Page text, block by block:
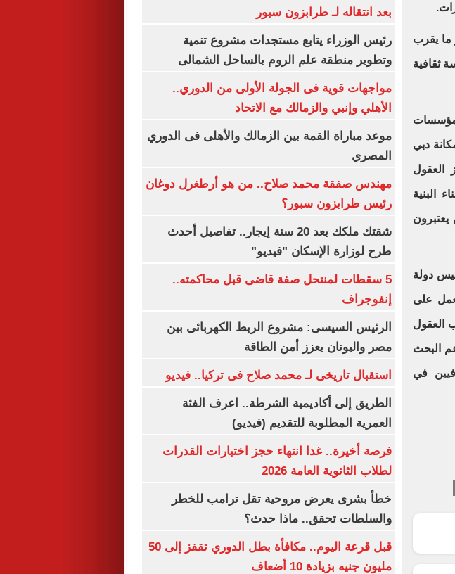
ما يقرب
ثقافية
دبي
العقول
البنية
يعتبرون
دولة
مجلس الوزراء وحاكم دبي. ومنذ انطلاقه عام 2007 يعمل على
العقول
البحث
في
بعد انتقاله لـ طرابزون سبور
رئيس الوزراء يتابع مستجدات مشروع تنمية
وتطوير منطقة علم الروم بالساحل الشمالى
مواجهات قوية فى الجولة الأولى من الدوري..
الأهلي وإنبي والزمالك مع الاتحاد
موعد مباراة القمة بين الزمالك والأهلى فى الدوري
المصري
مهندس صفقة محمد صلاح.. من هو أرطغرل دوغان
رئيس طرابزون سبور؟
شقتك ملكك بعد 20 سنة إيجار.. تفاصيل أحدث
طرح لوزارة الإسكان "فيديو"
5 سقطات لمنتحل صفة قاضى قبل محاكمته..
إنفوجراف
الرئيس السيسى: مشروع الربط الكهربائى بين
مصر واليونان يعزز أمن الطاقة
استقبال تاريخى لـ محمد صلاح فى تركيا.. فيديو
الطريق إلى أكاديمية الشرطة.. اعرف الفئة
العمرية المطلوبة للتقديم (فيديو)
فرصة أخيرة.. غدا انتهاء حجز اختبارات القدرات
لطلاب الثانوية العامة 2026
خطأ بشرى يعرض مروحية تقل ترامب للخطر
والسلطات تحقق.. ماذا حدث؟
قبل قرعة اليوم.. مكافأة بطل الدوري تقفز إلى 50
مليون جنيه بزيادة 10 أضعاف